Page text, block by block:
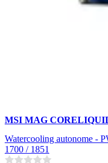
MSI MAG
Watercooling autonome -
1700 / 1851